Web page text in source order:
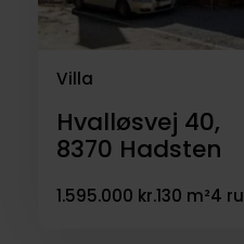
Villa
Hvalløsvej 40,
8370 Hadsten
1.595.000 kr.130 m²4